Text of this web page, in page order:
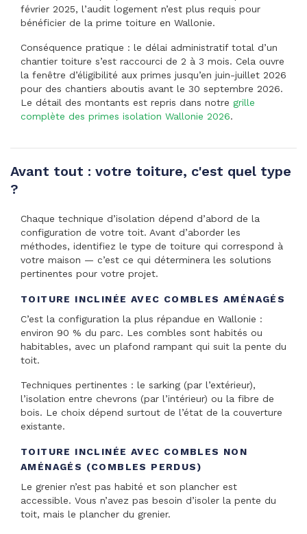
février 2025, l’audit logement n’est plus requis pour
bénéficier de la prime toiture en Wallonie.
Conséquence pratique : le délai administratif total d’un
chantier toiture s’est raccourci de 2 à 3 mois. Cela ouvre
la fenêtre d’éligibilité aux primes jusqu’en juin-juillet 2026
pour des chantiers aboutis avant le 30 septembre 2026.
Le détail des montants est repris dans notre grille
complète des primes isolation Wallonie 2026.
Avant tout : votre toiture, c'est quel type
?
Chaque technique d’isolation dépend d’abord de la
configuration de votre toit. Avant d’aborder les
méthodes, identifiez le type de toiture qui correspond à
votre maison — c’est ce qui déterminera les solutions
pertinentes pour votre projet.
TOITURE INCLINÉE AVEC COMBLES AMÉNAGÉS
C’est la configuration la plus répandue en Wallonie :
environ 90 % du parc. Les combles sont habités ou
habitables, avec un plafond rampant qui suit la pente du
toit.
Techniques pertinentes : le sarking (par l’extérieur),
l’isolation entre chevrons (par l’intérieur) ou la fibre de
bois. Le choix dépend surtout de l’état de la couverture
existante.
TOITURE INCLINÉE AVEC COMBLES NON
AMÉNAGÉS (COMBLES PERDUS)
Le grenier n’est pas habité et son plancher est
accessible. Vous n’avez pas besoin d’isoler la pente du
toit, mais le plancher du grenier.